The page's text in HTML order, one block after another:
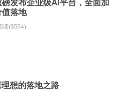
落地
读(3504)
想的落地之路